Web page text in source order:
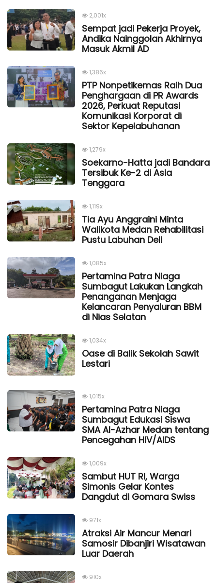
2,001x
Sempat jadi Pekerja Proyek,
Andika Nainggolan Akhirnya
Masuk Akmil AD
1,386x
PTP Nonpetikemas Raih Dua
Penghargaan di PR Awards
2026, Perkuat Reputasi
Komunikasi Korporat di
Sektor Kepelabuhanan
1,279x
Soekarno-Hatta jadi Bandara
Tersibuk Ke-2 di Asia
Tenggara
1,119x
Tia Ayu Anggraini Minta
Walikota Medan Rehabilitasi
Pustu Labuhan Deli
1,085x
Pertamina Patra Niaga
Sumbagut Lakukan Langkah
Penanganan Menjaga
Kelancaran Penyaluran BBM
di Nias Selatan
1,034x
Oase di Balik Sekolah Sawit
Lestari
1,015x
Pertamina Patra Niaga
Sumbagut Edukasi Siswa
SMA Al-Azhar Medan tentang
Pencegahan HIV/AIDS
1,009x
Sambut HUT RI, Warga
Simonis Gelar Kontes
Dangdut di Gomara Swiss
971x
Atraksi Air Mancur Menari
Samosir Dibanjiri Wisatawan
Luar Daerah
910x